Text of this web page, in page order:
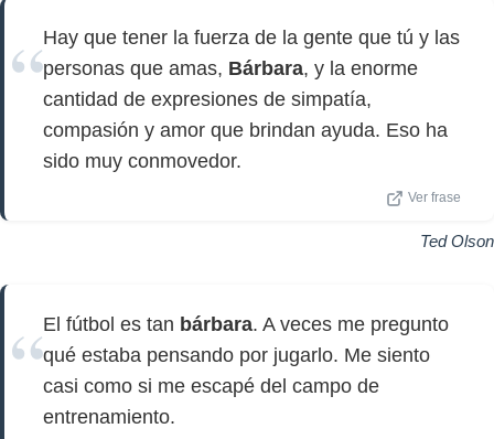
Hay que tener la fuerza de la gente que tú y las
personas que amas, Bárbara, y la enorme
cantidad de expresiones de simpatía,
compasión y amor que brindan ayuda. Eso ha
sido muy conmovedor.
Ver frase
Ted Olson
El fútbol es tan bárbara. A veces me pregunto
qué estaba pensando por jugarlo. Me siento
casi como si me escapé del campo de
entrenamiento.